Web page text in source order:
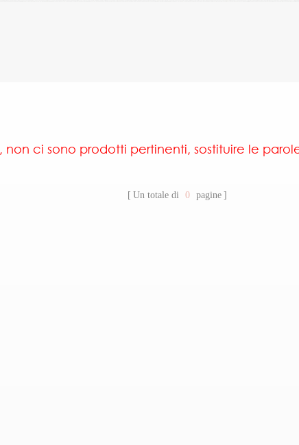
non ci sono prodotti pertinenti, sostituire le
Un totale di 0 pagine